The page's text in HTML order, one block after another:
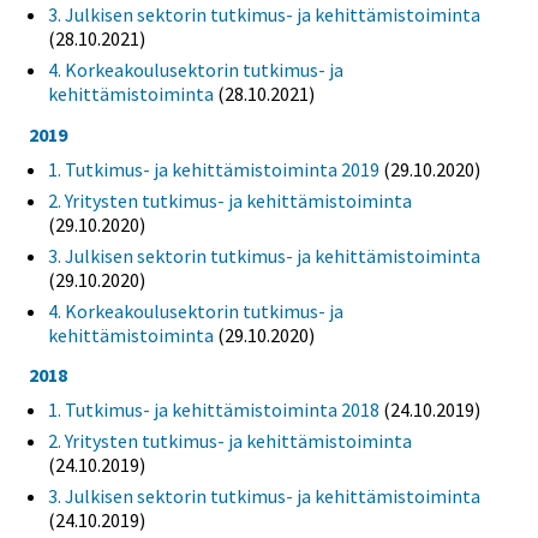
3. Julkisen sektorin tutkimus- ja kehittämistoiminta
(28.10.2021)
4. Korkeakoulusektorin tutkimus- ja
kehittämistoiminta (28.10.2021)
2019
1. Tutkimus- ja kehittämistoiminta 2019 (29.10.2020)
2. Yritysten tutkimus- ja kehittämistoiminta
(29.10.2020)
3. Julkisen sektorin tutkimus- ja kehittämistoiminta
(29.10.2020)
4. Korkeakoulusektorin tutkimus- ja
kehittämistoiminta (29.10.2020)
2018
1. Tutkimus- ja kehittämistoiminta 2018 (24.10.2019)
2. Yritysten tutkimus- ja kehittämistoiminta
(24.10.2019)
3. Julkisen sektorin tutkimus- ja kehittämistoiminta
(24.10.2019)